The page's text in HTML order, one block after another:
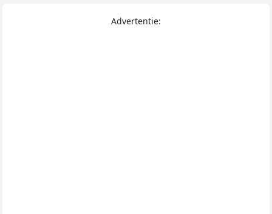
Advertentie: